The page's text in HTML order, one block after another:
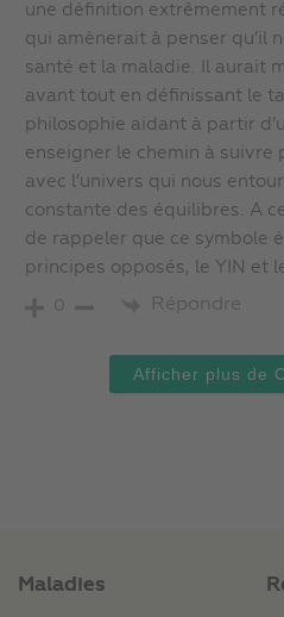
une définition extrêmement
qui amènerait à penser qu’il
santé et la maladie. Il aurait
avant tout en définissant le
philosophie aidant à partir
enseigner le chemin à suivre
avec l’univers qui nous
constante des équilibres. A
de rappeler que ce symbole
principes opposés, le YIN et
0 Répondre
Afficher plus de
Maladies